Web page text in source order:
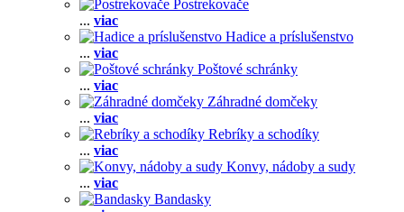
Postrekovače
... viac
Hadice a príslušenstvo
... viac
Poštové schránky
... viac
Záhradné domčeky
... viac
Rebríky a schodíky
... viac
Konvy, nádoby a sudy
... viac
Bandasky